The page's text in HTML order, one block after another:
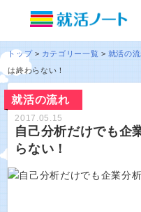
トップ カテゴリー一覧 就活の
は終わらない！
就活の流れ
2017.05.15
自己分析だけでも企
らない！